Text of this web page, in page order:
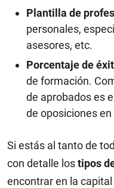
Plantilla de
personales,
asesores, etc.
Porcentaje de
de formación.
de aprobados es
de oposiciones
Si estás al tanto de
con detalle lostipos
encontrar en la